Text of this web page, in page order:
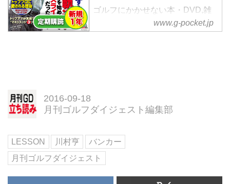
ゴルフにかかせない本・DVD,雑
誌。ゴルファー必見の「【新規申
込】月刊ゴルフダイジェスト１年
www.g-pocket.jp
2016-09-18
月刊ゴルフダイジェスト編集部
LESSON 川村亨
バンカー
月刊ゴルフダイジェスト